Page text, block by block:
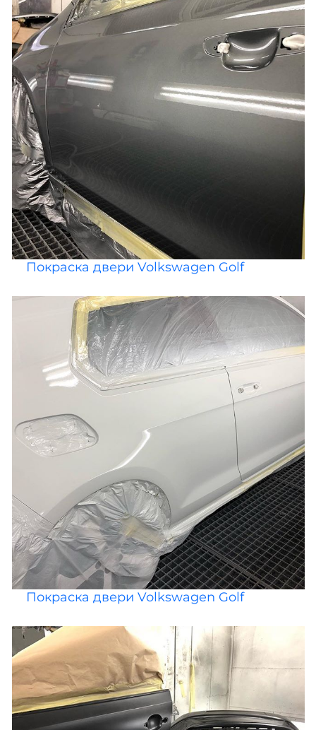
Покраска двери Volkswagen Golf
Покраска двери Volkswagen Golf